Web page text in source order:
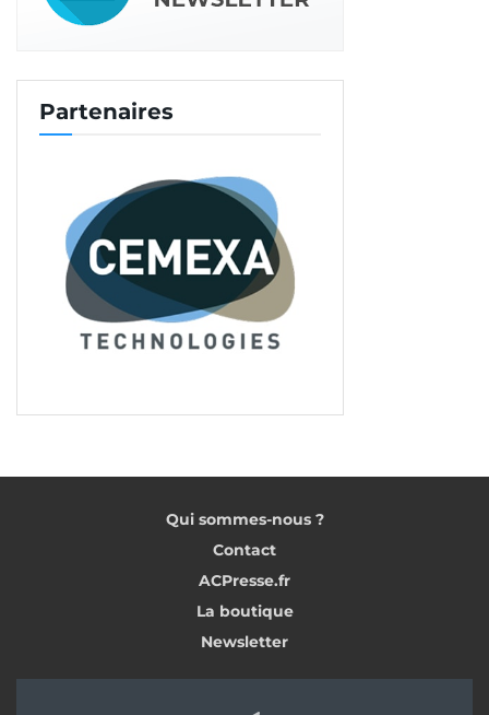
Easy Grip est inclus, afin d’optimiser la cohésion de
à 0,8 MPa au test de traction, soit sous 4 à 5 j après
coulage, dans de bonnes conditions chantier…
Une solution mobile
Chez Lafarge, la solution se nomme l’Agilia Chape
Force P4S, qui intègre des fibres métalliques dans
sa composition.« Elle atteint une classe de
résistance C25 – F5 et la surface de fractionnement
est de 80 m2 ,explique Vincent Leduc, responsable
cohésion de surface suffisante et d’une humidité
résiduelle inférieure à 4 % sont nécessaires. »
ambitions durables
Partenaires
Qui sommes-nous ?
Contact
ACPresse.fr
La boutique
Newsletter